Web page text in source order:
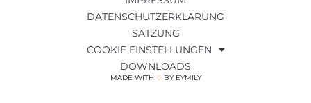
DATENSCHUTZERKLÄRUNG
SATZUNG
COOKIE EINSTELLUNGEN
DOWNLOADS
MADE WITH ♡BY EYMILY